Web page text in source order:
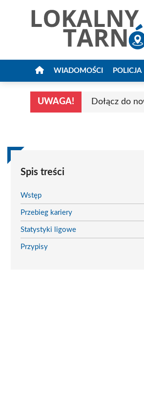
WIADOMOŚCI POLICJA
UWAGA! Dołącz do
Spis treści
Wstęp
Przebieg kariery
Statystyki ligowe
Przypisy